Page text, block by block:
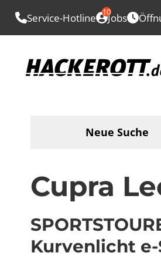
Service-Hotline Jobs
10
Neue Suche
Cupra
Kurvenlicht